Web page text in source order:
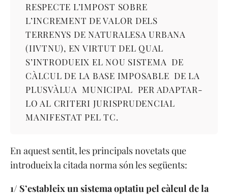
RESPECTE L’IMPOST SOBRE
L’INCREMENT DE VALOR DELS
TERRENYS DE NATURALESA URBANA
(IIVTNU), EN VIRTUT DEL QUAL
S’INTRODUEIX EL NOU SISTEMA DE
CÀLCUL DE LA BASE IMPOSABLE DE LA
PLUSVÀLUA MUNICIPAL PER ADAPTAR-
LO AL CRITERI JURISPRUDENCIAL
MANIFESTAT PEL TC.
En aquest sentit, les principals novetats que
introdueix la citada norma són les següents:
1/ S’estableix un sistema optatiu pel càlcul de la